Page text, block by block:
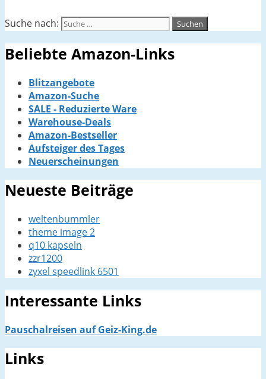
Suche nach:
Beliebte Amazon-Links
Blitzangebote
Amazon-Suche
SALE - Reduzierte Ware
Warehouse-Deals
Amazon-Bestseller
Aufsteiger des Tages
Neuerscheinungen
Neueste Beiträge
weltenbummler
theme image 2
q10 kapseln
zzr1200
zyxel speedlink 6501
Interessante Links
Pauschalreisen auf Geiz-King.de
Links